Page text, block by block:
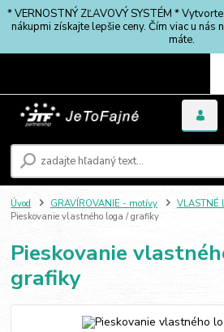
* VERNOSTNÝ ZĽAVOVÝ SYSTÉM *
nákupmi získajte lepšie ceny. Čím viac u nás
máte.
Úvod GRAVÍROVANIE - motívy
VLASTNÉ
Pieskovanie vlastného loga / grafiky
Pieskovanie
grafiky